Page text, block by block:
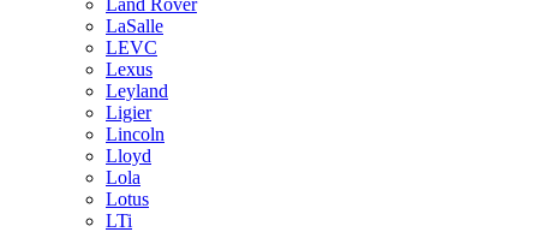
LaSalle
LEVC
Lexus
Leyland
Ligier
Lincoln
Lloyd
Lola
Lotus
LTi